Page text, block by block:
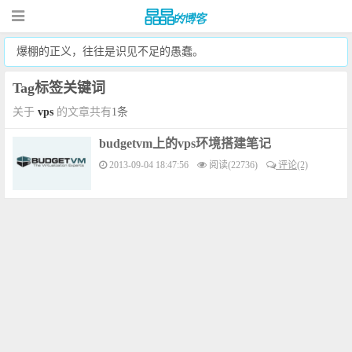
爆棚的正义，往往是识见不足的愚蠢。
Tag标签关键词
关于 vps 的文章共有1条
budgetvm上的vps环境搭建笔记
2013-09-04 18:47:56 阅读(22736) 评论(2)